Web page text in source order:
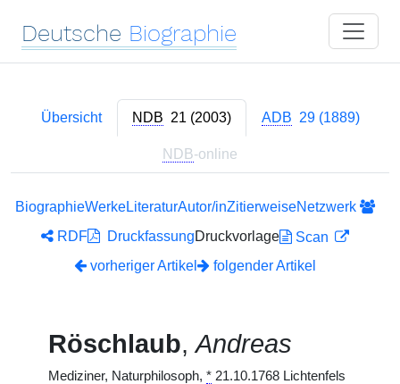
Deutsche Biographie
Übersicht NDB 21 (2003) ADB 29 (1889)
NDB-online
BiographieWerkeLiteraturAutor/inZitierweiseNetzwerk
RDF
DruckfassungDruckvorlage
Scan
vorheriger Artikel
folgender Artikel
Röschlaub,Andreas
Mediziner, Naturphilosoph, * 21.10.1768 Lichtenfels